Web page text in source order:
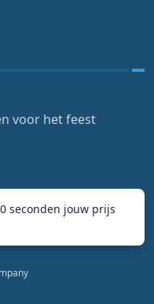
voor het feest
seconden jouw prijs